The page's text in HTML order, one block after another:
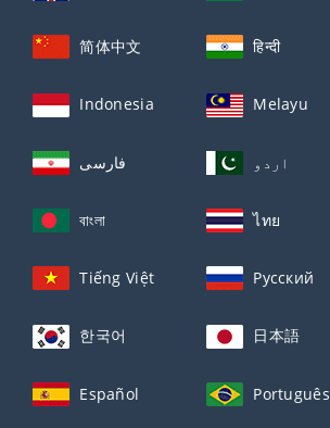
简体中文 हिन्दी
Indonesia Melayu
فارسی اردو
বাংলা ไทย
Tiếng Việt Русский
한국어 日本語
Español Português